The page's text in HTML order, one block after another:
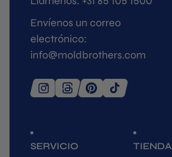
SERVICIO
TIENDA
Envíenos un correo
electrónico:
info@moldbrothers.com